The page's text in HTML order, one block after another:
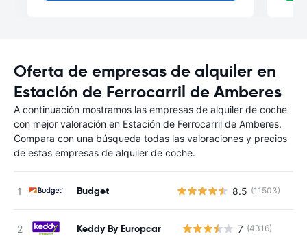
Oferta de empresas de alquiler en
Estación de Ferrocarril de Amberes
A continuación mostramos las empresas de alquiler de coche
con mejor valoración en Estación de Ferrocarril de Amberes.
Compara con una búsqueda todas las valoraciones y precios
de estas empresas de alquiler de coche.
Budget 8.5 (11503)
Keddy By Europcar 7 (4316)